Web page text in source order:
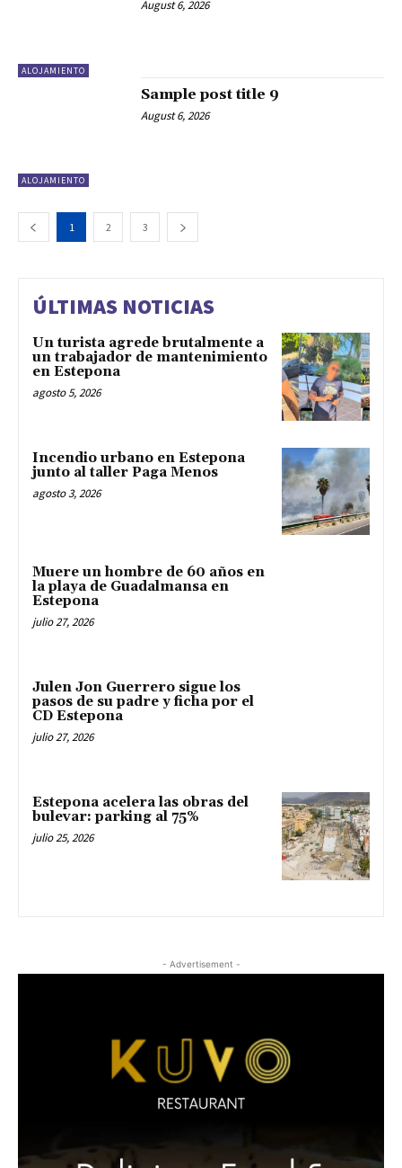
ALOJAMIENTO
August 6, 2026
ALOJAMIENTO
Sample post title 9
August 6, 2026
1 2 3
ÚLTIMAS NOTICIAS
Un turista agrede brutalmente a
un trabajador de mantenimiento
en Estepona
agosto 5, 2026
Incendio urbano en Estepona
junto al taller Paga Menos
agosto 3, 2026
Muere un hombre de 60 años en
la playa de Guadalmansa en
Estepona
julio 27, 2026
Julen Jon Guerrero sigue los
pasos de su padre y ficha por el
CD Estepona
julio 27, 2026
Estepona acelera las obras del
bulevar: parking al 75%
julio 25, 2026
- Advertisement -